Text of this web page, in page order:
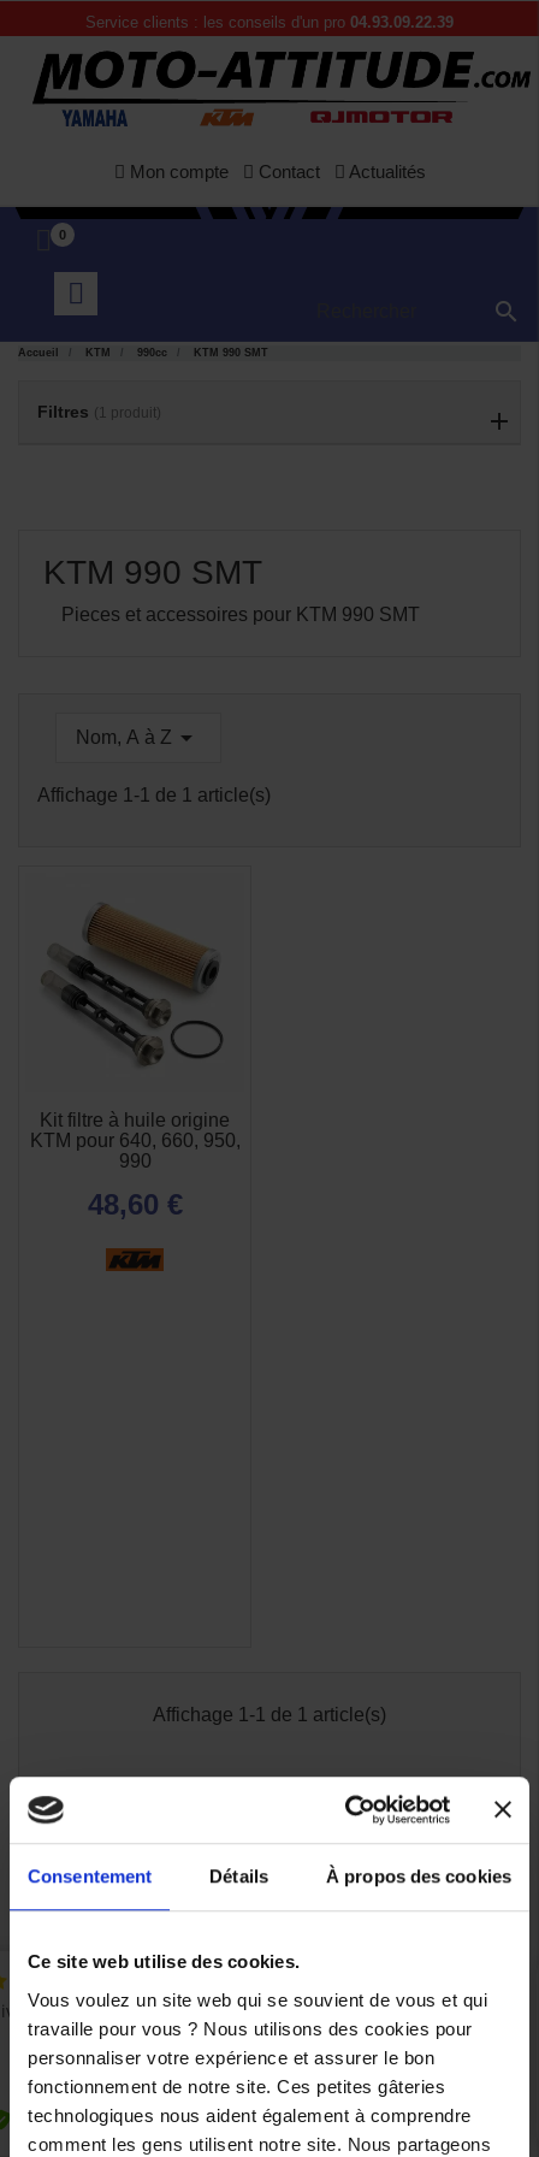
Consentement Détails À propos des cookies
Ce site web utilise des cookies.
Vous voulez un site web qui se souvient de vous et qui
travaille pour vous ? Nous utilisons des cookies pour
personnaliser votre expérience et assurer le bon
fonctionnement de notre site. Ces petites gâteries
technologiques nous aident également à comprendre
comment les gens utilisent notre site. Nous partageons
Service clients : les conseils d'un pro 04.93.09.22.39
Mon compte Contact Actualités
0

Accueil KTM 990cc KTM 990 SMT
Filtres (1 produit)
KTM 990 SMT
Pieces et accessoires pour KTM 990 SMT
Nom, A à Z 
Affichage 1-1 de 1 article(s)
APERÇU
Kit filtre à huile origine
KTM pour 640, 660, 950,
990
48,60 €
Affichage 1-1 de 1 article(s)